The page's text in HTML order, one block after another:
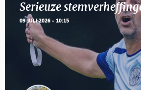
Serieuze
09 JULI 2026 - 10:15